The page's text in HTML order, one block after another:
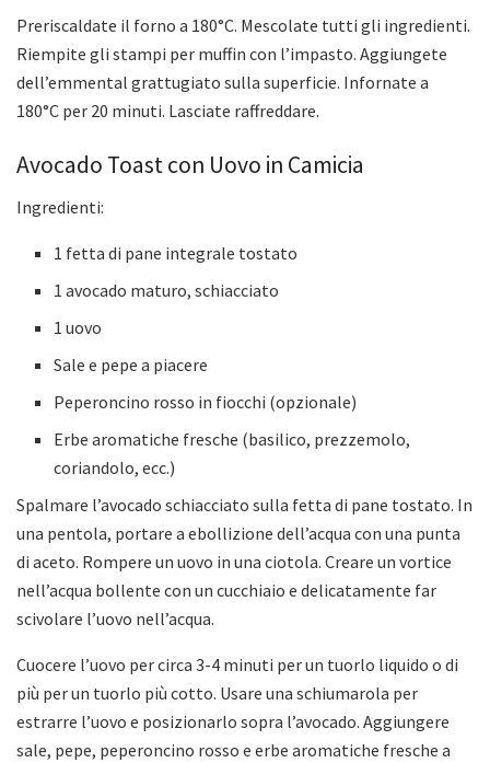
Preriscaldate il forno a 180°C. Mescolate tutti gli ingredienti.
Riempite gli stampi per muffin con l’impasto. Aggiungete
dell’emmental grattugiato sulla superficie. Infornate a
180°C per 20 minuti. Lasciate raffreddare.
Avocado Toast con Uovo in Camicia
Ingredienti:
1 fetta di pane integrale tostato
1 avocado maturo, schiacciato
1 uovo
Sale e pepe a piacere
Peperoncino rosso in fiocchi (opzionale)
Erbe aromatiche fresche (basilico, prezzemolo,
coriandolo, ecc.)
Spalmare l’avocado schiacciato sulla fetta di pane tostato. In
una pentola, portare a ebollizione dell’acqua con una punta
di aceto. Rompere un uovo in una ciotola. Creare un vortice
nell’acqua bollente con un cucchiaio e delicatamente far
scivolare l’uovo nell’acqua.
Cuocere l’uovo per circa 3-4 minuti per un tuorlo liquido o di
più per un tuorlo più cotto. Usare una schiumarola per
estrarre l’uovo e posizionarlo sopra l’avocado. Aggiungere
sale, pepe, peperoncino rosso e erbe aromatiche fresche a